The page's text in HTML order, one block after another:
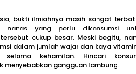
bukti ilmiahnya masih sangat
nanas yang perlu dikonsumsi
cukup besar. Meski begitu,
dalam jumlah wajar dan kaya
kehamilan. Hindari
menyebabkan gangguan lambung.